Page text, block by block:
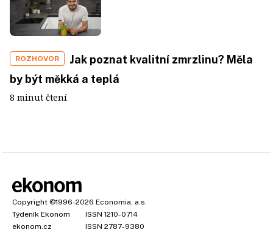
ROZHOVOR
Jak poznat kvalitní zmrzlinu? Měla
by být měkká a teplá
8 minut čtení
Copyright ©1996-2026 Economia, a.s.
Týdeník Ekonom
ISSN 1210-0714
ekonom.cz
ISSN 2787-9380